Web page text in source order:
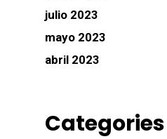
julio 2023
mayo 2023
abril 2023
Categories